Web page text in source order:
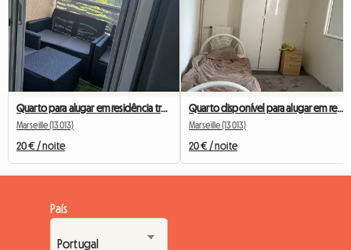
Quarto para alugar em residência tranquila
Marseille (13013)
20 € / noite
Quarto disponível para alugar em residência familiar.
Marseille (13013)
20 € / noite
País